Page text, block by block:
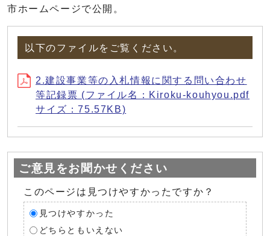
市ホームページで公開。
以下のファイルをご覧ください。
2.建設事業等の入札情報に関する問い合わせ
等記録票 (ファイル名：Kiroku-kouhyou.pdf
サイズ：75.57KB)
ご意見をお聞かせください
このページは見つけやすかったですか？
見つけやすかった
どちらともいえない